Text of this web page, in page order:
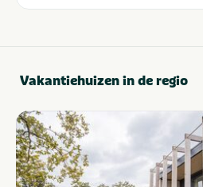
Vakantiehuizen in de regio